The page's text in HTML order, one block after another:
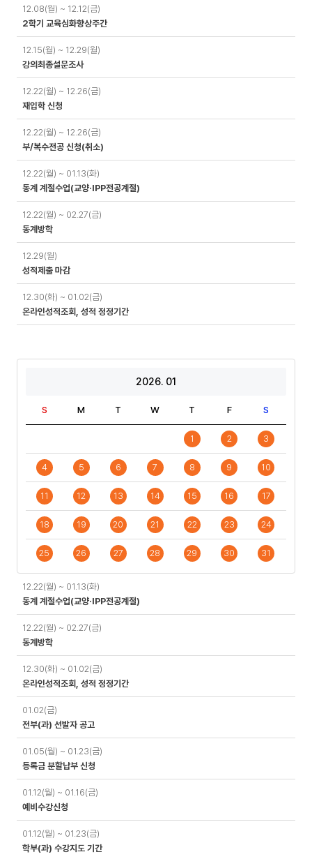
12.08(월) ~ 12.12(금)
2학기 교육심화향상주간
12.15(월) ~ 12.29(월)
강의최종설문조사
12.22(월) ~ 12.26(금)
재입학 신청
12.22(월) ~ 12.26(금)
부/복수전공 신청(취소)
12.22(월) ~ 01.13(화)
동계 계절수업(교양·IPP전공계절)
12.22(월) ~ 02.27(금)
동계방학
12.29(월)
성적제출 마감
12.30(화) ~ 01.02(금)
온라인성적조회, 성적 정정기간
2026. 01
S M T W T F S
1 2 3
4 5 6 7 8 9 10
11 12 13 14 15 16 17
18 19 20 21 22 23 24
25 26 27 28 29 30 31
정
12.22(월) ~ 01.13(화)
동계 계절수업(교양·IPP전공계절)
12.22(월) ~ 02.27(금)
동계방학
12.30(화) ~ 01.02(금)
온라인성적조회, 성적 정정기간
01.02(금)
전부(과) 선발자 공고
01.05(월) ~ 01.23(금)
등록금 분할납부 신청
01.12(월) ~ 01.16(금)
예비수강신청
01.12(월) ~ 01.23(금)
학부(과) 수강지도 기간